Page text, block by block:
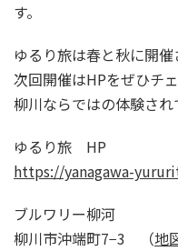
す。
ゆるり旅は春と秋に開催
次回開催はHPをぜひチ
柳川ならではの体験され
ゆるり旅 HP
https://yanagawa-
ブルワリー柳河
柳川市沖端町7−3 （地